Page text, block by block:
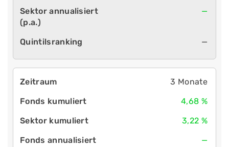
—
—
3 Monate
4,68 %
3,22 %
—